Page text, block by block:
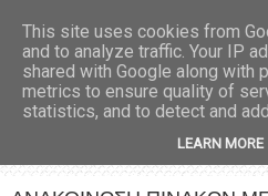
This site uses cookies from
and to analyze traffic. Your IP
shared with Google along with
metrics to ensure quality of
statistics, and to detect and
LEARN MORE